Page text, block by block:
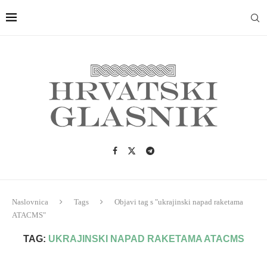
Naslovnica Tags
Objavi tag s "ukrajinski napad raketama
ATACMS"
TAG: UKRAJINSKI NAPAD RAKETAMA ATACMS